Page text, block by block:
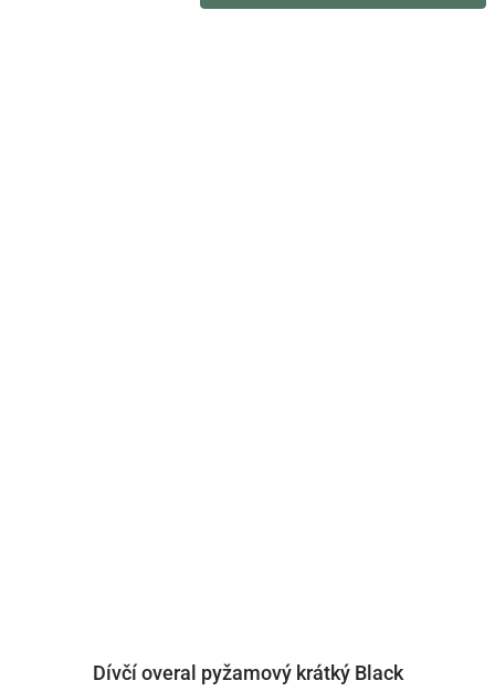
Dívčí overal pyžamový krátký Black